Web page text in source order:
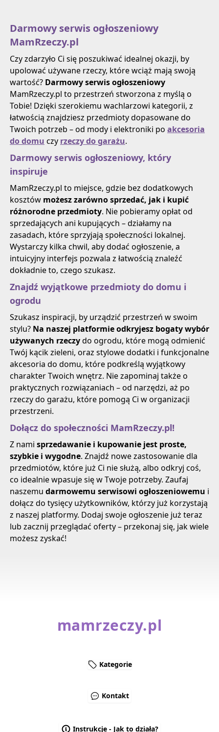
Darmowy serwis ogłoszeniowy
MamRzeczy.pl
Czy zdarzyło Ci się poszukiwać idealnej okazji, by
upolować używane rzeczy, które wciąż mają swoją
wartość? Darmowy serwis ogłoszeniowy
MamRzeczy.pl to przestrzeń stworzona z myślą o
Tobie! Dzięki szerokiemu wachlarzowi kategorii, z
łatwością znajdziesz przedmioty dopasowane do
Twoich potrzeb – od mody i elektroniki po akcesoria
do domu czy rzeczy do garażu.
Darmowy serwis ogłoszeniowy, który
inspiruje
MamRzeczy.pl to miejsce, gdzie bez dodatkowych
kosztów możesz zarówno sprzedać, jak i kupić
różnorodne przedmioty. Nie pobieramy opłat od
sprzedających ani kupujących – działamy na
zasadach, które sprzyjają społeczności lokalnej.
Wystarczy kilka chwil, aby dodać ogłoszenie, a
intuicyjny interfejs pozwala z łatwością znaleźć
dokładnie to, czego szukasz.
Znajdź wyjątkowe przedmioty do domu i
ogrodu
Szukasz inspiracji, by urządzić przestrzeń w swoim
stylu? Na naszej platformie odkryjesz bogaty wybór
używanych rzeczydo ogrodu, które mogą odmienić
Twój kącik zieleni, oraz stylowe dodatki i funkcjonalne
akcesoria do domu, które podkreślą wyjątkowy
charakter Twoich wnętrz. Nie zapominaj także o
praktycznych rozwiązaniach – od narzędzi, aż po
rzeczy do garażu, które pomogą Ci w organizacji
przestrzeni.
Dołącz do społeczności MamRzeczy.pl!
Z nami sprzedawanie i kupowanie jest proste,
szybkie i wygodne. Znajdź nowe zastosowanie dla
przedmiotów, które już Ci nie służą, albo odkryj coś,
co idealnie wpasuje się w Twoje potrzeby. Zaufaj
naszemu darmowemu serwisowi ogłoszeniowemu i
dołącz do tysięcy użytkowników, którzy już korzystają
z naszej platformy. Dodaj swoje ogłoszenie już teraz
lub zacznij przeglądać oferty – przekonaj się, jak wiele
możesz zyskać!
mamrzeczy.pl
Kategorie
Kontakt
Instrukcje - Jak to działa?